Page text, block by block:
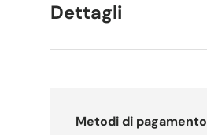
Dettagli
Metodi di pagamento